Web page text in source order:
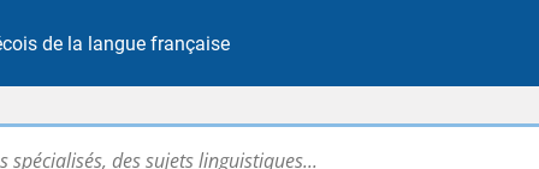
de la langue française
Rechercher dans tout le site